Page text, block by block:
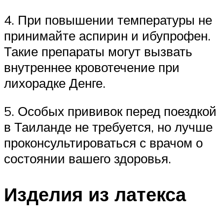
4. При повышении температуры не
принимайте аспирин и ибупрофен.
Такие препараты могут вызвать
внутреннее кровотечение при
лихорадке Денге.
5. Особых прививок перед поездкой
в Таиланде не требуется, но лучше
проконсультироваться с врачом о
состоянии вашего здоровья.
Изделия из латекса